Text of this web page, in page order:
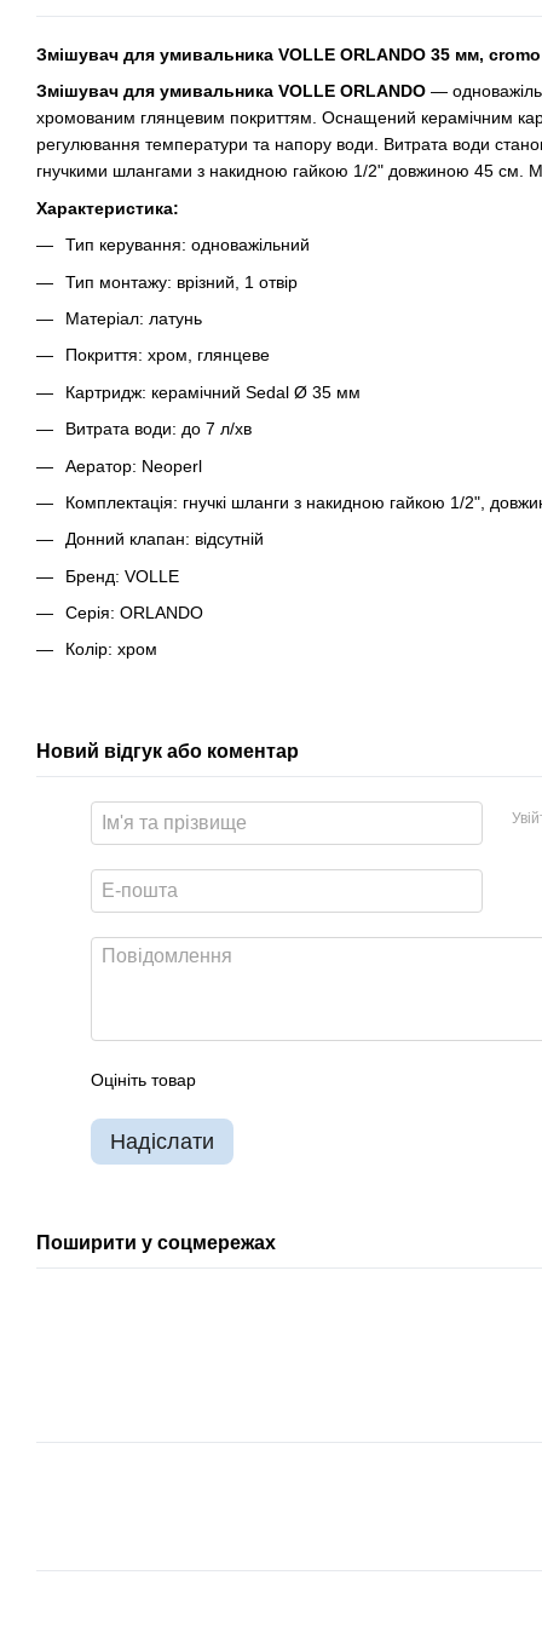
Змішувач для умивальника VOLLE ORLANDO 35 мм, cromo
Змішувач для умивальника VOLLE ORLANDO —
хромованим глянцевим покриттям. Оснащений керамічним
регулювання температури та напору води. Витрата води
гнучкими шлангами з накидною гайкою 1/2" довжиною 45 см.
Характеристика:
Тип керування: одноважільний
Тип монтажу: врізний, 1 отвір
Матеріал: латунь
Покриття: хром, глянцеве
Картридж: керамічний Sedal Ø 35 мм
Витрата води: до 7 л/хв
Аератор: Neoperl
Комплектація: гнучкі шланги з накидною гайкою 1/2",
Донний клапан: відсутній
Бренд: VOLLE
Серія: ORLANDO
Колір: хром
Новий відгук або коментар
Оцініть товар
Надіслати
Поширити у соцмережах